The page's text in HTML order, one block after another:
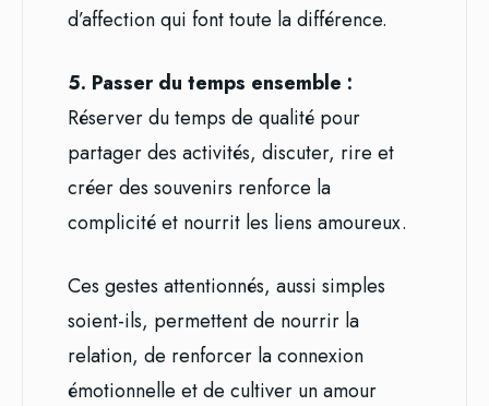
d’affection qui font toute la différence.
5. Passer du temps ensemble :
Réserver du temps de qualité pour
partager des activités, discuter, rire et
créer des souvenirs renforce la
complicité et nourrit les liens amoureux.
Ces gestes attentionnés, aussi simples
soient-ils, permettent de nourrir la
relation, de renforcer la connexion
émotionnelle et de cultiver un amour